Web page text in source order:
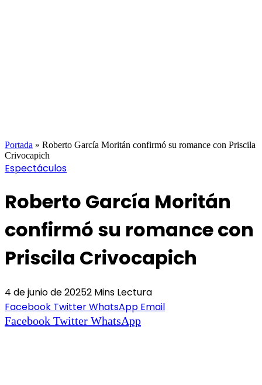
Portada » Roberto García Moritán confirmó su romance con Priscila
Crivocapich
Espectáculos
Roberto García Moritán
confirmó su romance con
Priscila Crivocapich
4 de junio de 20252 Mins Lectura
Facebook TwitterWhatsApp Email
Facebook Twitter WhatsApp